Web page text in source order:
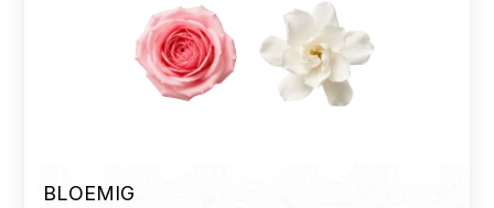
BLOEMIG